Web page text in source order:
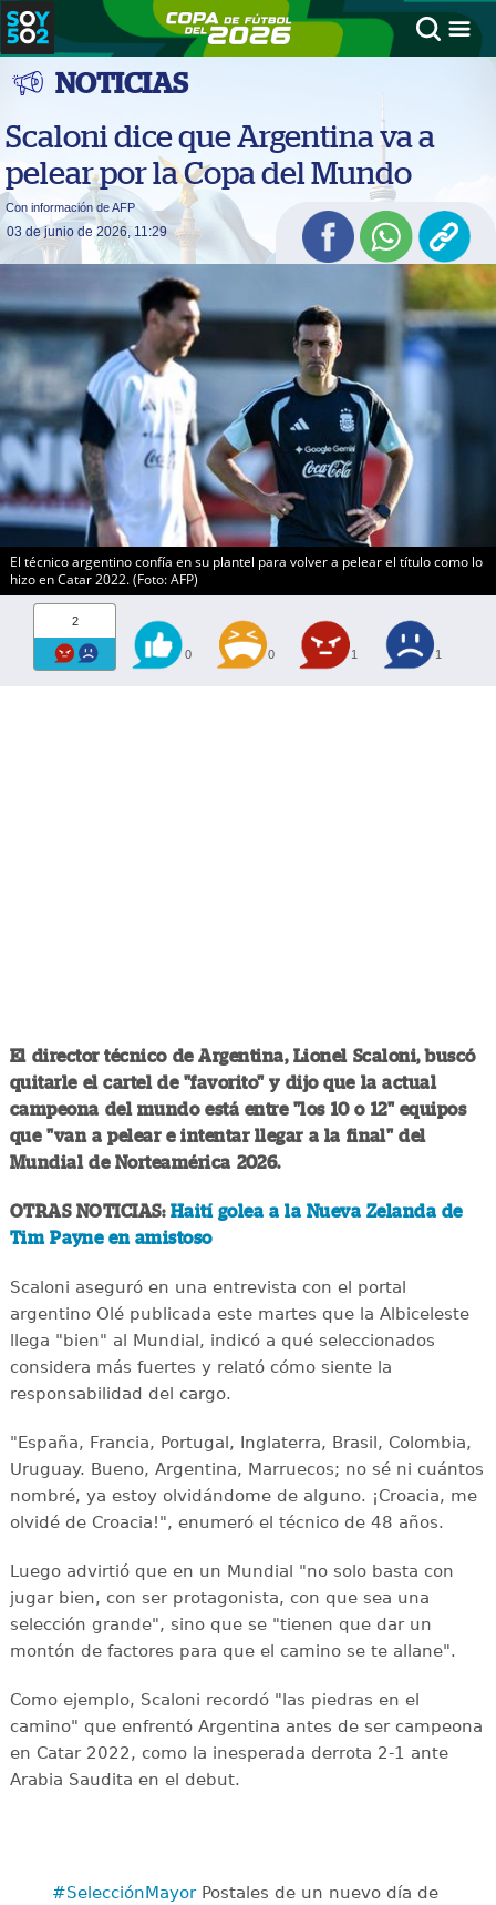
NOTICIAS
Scaloni dice que Argentina va a
pelear por la Copa del Mundo
Con información de AFP
03 de junio de 2026, 11:29
El técnico argentino confía en su plantel para volver a pelear el título como lo
hizo en Catar 2022. (Foto: AFP)
2
0 0 1 1
El director técnico de Argentina, Lionel Scaloni, buscó
quitarle el cartel de "favorito" y dijo que la actual
campeona del mundo está entre "los 10 o 12" equipos
que "van a pelear e intentar llegar a la final" del
Mundial de Norteamérica 2026.
OTRAS NOTICIAS: Haití golea a la Nueva Zelanda de
Tim Payne en amistoso
Scaloni aseguró en una entrevista con el portal
argentino Olé publicada este martes que la Albiceleste
llega "bien" al Mundial, indicó a qué seleccionados
considera más fuertes y relató cómo siente la
responsabilidad del cargo.
"España, Francia, Portugal, Inglaterra, Brasil, Colombia,
Uruguay. Bueno, Argentina, Marruecos; no sé ni cuántos
nombré, ya estoy olvidándome de alguno. ¡Croacia, me
olvidé de Croacia!", enumeró el técnico de 48 años.
Luego advirtió que en un Mundial "no solo basta con
jugar bien, con ser protagonista, con que sea una
selección grande", sino que se "tienen que dar un
montón de factores para que el camino se te allane".
Como ejemplo, Scaloni recordó "las piedras en el
camino" que enfrentó Argentina antes de ser campeona
en Catar 2022, como la inesperada derrota 2-1 ante
Arabia Saudita en el debut.
#SelecciónMayorPostales de un nuevo día de